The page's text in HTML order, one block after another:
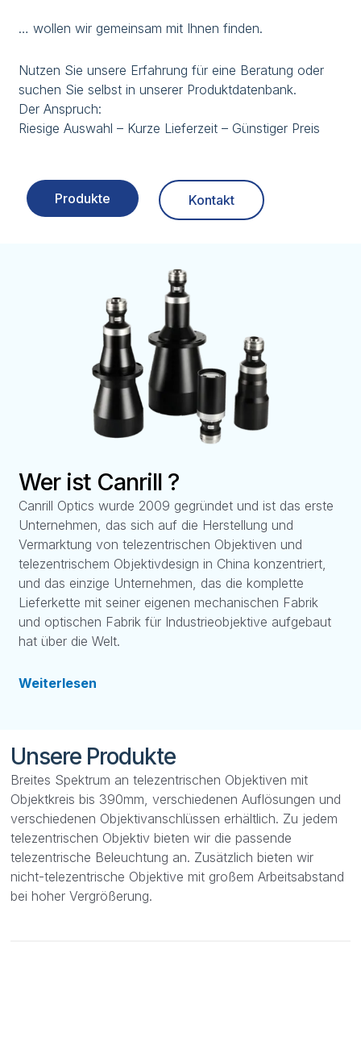
… wollen wir gemeinsam mit Ihnen finden.
Nutzen Sie unsere Erfahrung für eine Beratung oder
suchen Sie selbst in unserer Produktdatenbank.
Der Anspruch:
Riesige Auswahl – Kurze Lieferzeit – Günstiger Preis
Produkte Kontakt
Wer ist Canrill ?
Canrill Optics wurde 2009 gegründet und ist das erste
Unternehmen, das sich auf die Herstellung und
Vermarktung von telezentrischen Objektiven und
telezentrischem Objektivdesign in China konzentriert,
und das einzige Unternehmen, das die komplette
Lieferkette mit seiner eigenen mechanischen Fabrik
und optischen Fabrik für Industrieobjektive aufgebaut
hat über die Welt.
Weiterlesen
Unsere Produkte
Breites Spektrum an telezentrischen Objektiven mit
Objektkreis bis 390mm, verschiedenen Auflösungen und
verschiedenen Objektivanschlüssen erhältlich. Zu jedem
telezentrischen Objektiv bieten wir die passende
telezentrische Beleuchtung an. Zusätzlich bieten wir
nicht-telezentrische Objektive mit großem Arbeitsabstand
bei hoher Vergrößerung.